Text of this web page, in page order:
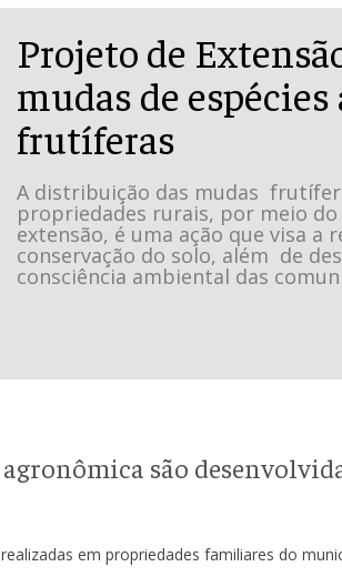
Projeto de
mudas de espécies
frutíferas
A distribuição das mudas
propriedades rurais, por meio
extensão, é uma ação que visa a
conservação do solo, além de
consciência ambiental das
agronômica são
em propriedades familiares do